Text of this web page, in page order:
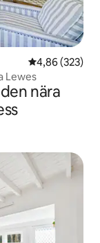
4,86 av 5 i
4,86 (323)
Lewes
nära